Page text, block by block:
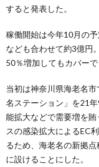
すると発表した。
稼働開始は今年10月の
なども合わせて約3億円
50％増加してもカバーで
当初は神奈川県海老名
名ステーション」を21
能拡大などで需要増を
スの感染拡大によるEC
るため、海老名の新拠
に設けることにした。